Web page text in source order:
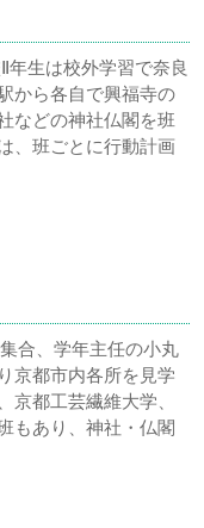
年生は校外学習で奈良
から各自で興福寺の
などの神社仏閣を班
、班ごとに行動計画
合、学年主任の小丸
京都市内各所を見学
京都工芸繊維大学、
もあり、神社・仏閣